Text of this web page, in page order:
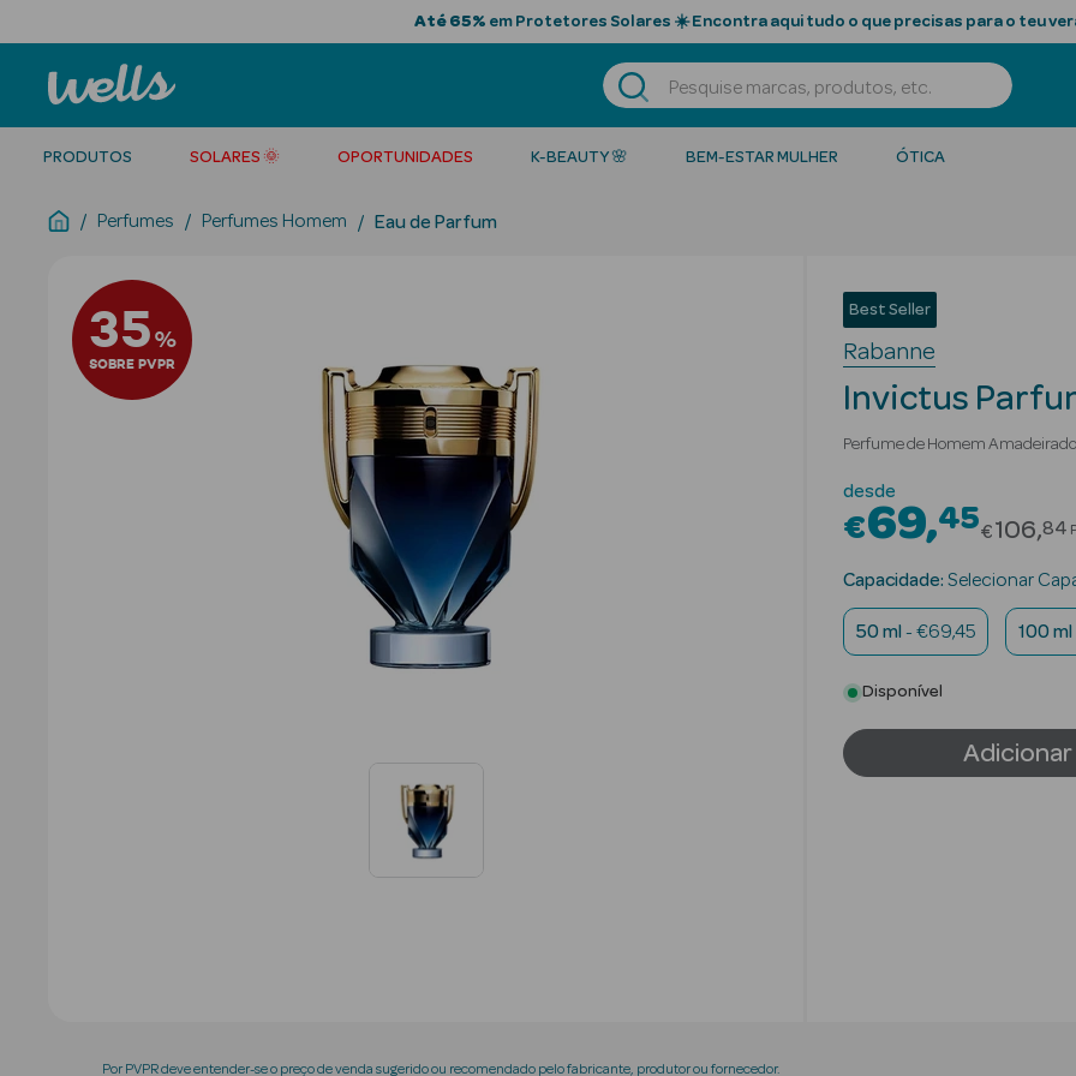
Até 65% em Protetores Solares ☀️ Encontra aqui tudo o que precisas para o teu
PRODUTOS SOLARES 🌞 OPORTUNIDADES K-BEAUTY 🌸 BEM-ESTAR MULHER ÓTICA
Perfumes Perfumes Homem Eau de Parfum
35%
SOBRE PVPR
Best Seller
Rabanne
Invictus
Perfume de Homem Amadeirado
desde
€69 45Price
€106 84
Capacidade: Selecionar
50 ml - €69,45 100 ml
Disponível
Adicionar
Por PVPR deve entender-se o preço de venda sugerido ou recomendado pelo fabricante, produtor ou fornecedor.